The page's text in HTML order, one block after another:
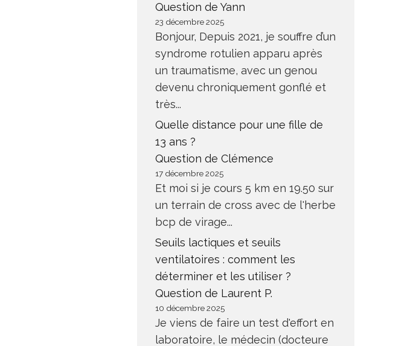
Question de Yann
23 décembre 2025
Bonjour, Depuis 2021, je souffre d’un
syndrome rotulien apparu après
un traumatisme, avec un genou
devenu chroniquement gonflé et
très...
Quelle distance pour une fille de
13 ans ?
Question de Clémence
17 décembre 2025
Et moi si je cours 5 km en 19.50 sur
un terrain de cross avec de l'herbe
bcp de virage...
Seuils lactiques et seuils
ventilatoires : comment les
déterminer et les utiliser ?
Question de Laurent P.
10 décembre 2025
Je viens de faire un test d'effort en
laboratoire, le médecin (docteure